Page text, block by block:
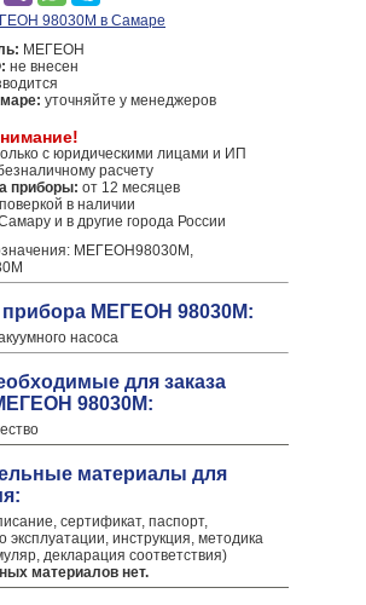
98030М в Самаре
МЕГЕОН
не внесен
уточняйте у менеджеров
с юридическими лицами и ИП
расчету
приборы: от 12 месяцев
в наличии
и в другие города России
МЕГЕОН98030М,
МЕГЕОН 98030М:
насоса
для заказа
98030М:
материалы для
сертификат, паспорт,
эксплуатации, инструкция, методика
декларация соответствия)
материалов нет.